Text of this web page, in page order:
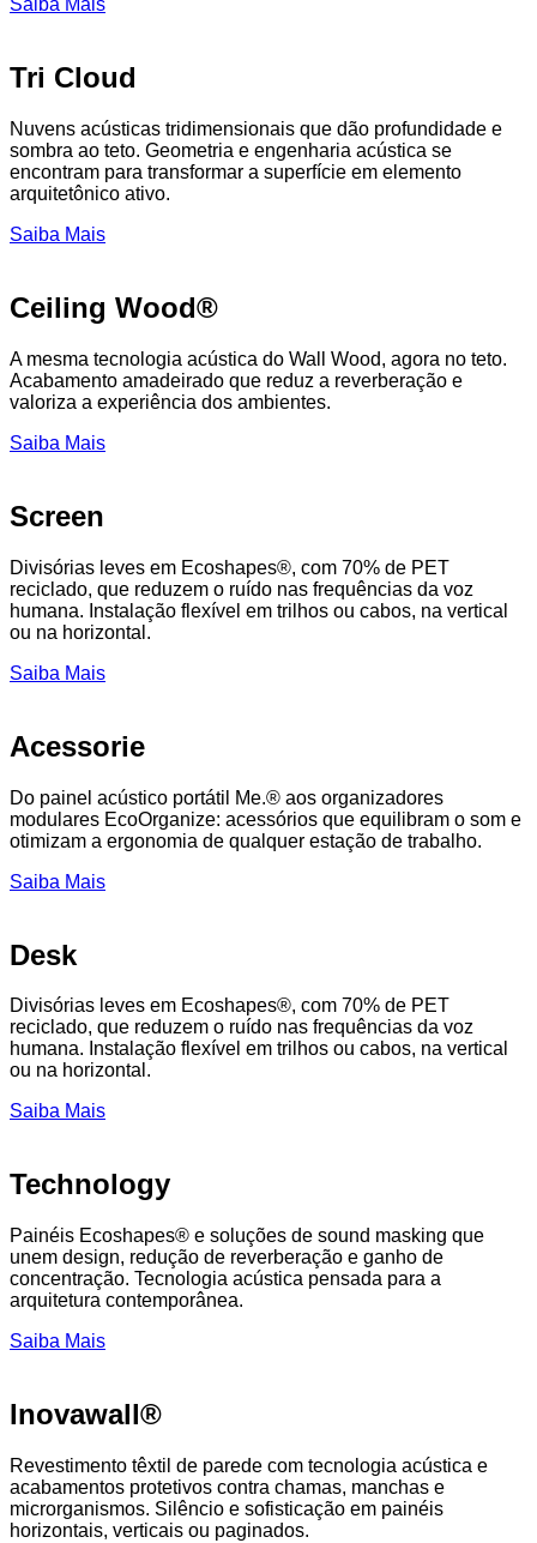
Saiba Mais
Tri Cloud
Nuvens acústicas tridimensionais que dão profundidade e
sombra ao teto. Geometria e engenharia acústica se
encontram para transformar a superfície em elemento
arquitetônico ativo.
Saiba Mais
Ceiling Wood®
A mesma tecnologia acústica do Wall Wood, agora no teto.
Acabamento amadeirado que reduz a reverberação e
valoriza a experiência dos ambientes.
Saiba Mais
Screen
Divisórias leves em Ecoshapes®, com 70% de PET
reciclado, que reduzem o ruído nas frequências da voz
humana. Instalação flexível em trilhos ou cabos, na vertical
ou na horizontal.
Saiba Mais
Acessorie
Do painel acústico portátil Me.® aos organizadores
modulares EcoOrganize: acessórios que equilibram o som e
otimizam a ergonomia de qualquer estação de trabalho.
Saiba Mais
Desk
Divisórias leves em Ecoshapes®, com 70% de PET
reciclado, que reduzem o ruído nas frequências da voz
humana. Instalação flexível em trilhos ou cabos, na vertical
ou na horizontal.
Saiba Mais
Technology
Painéis Ecoshapes® e soluções de sound masking que
unem design, redução de reverberação e ganho de
concentração. Tecnologia acústica pensada para a
arquitetura contemporânea.
Saiba Mais
Inovawall®
Revestimento têxtil de parede com tecnologia acústica e
acabamentos protetivos contra chamas, manchas e
microrganismos. Silêncio e sofisticação em painéis
horizontais, verticais ou paginados.